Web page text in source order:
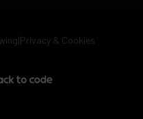
|Privacy & Cookies